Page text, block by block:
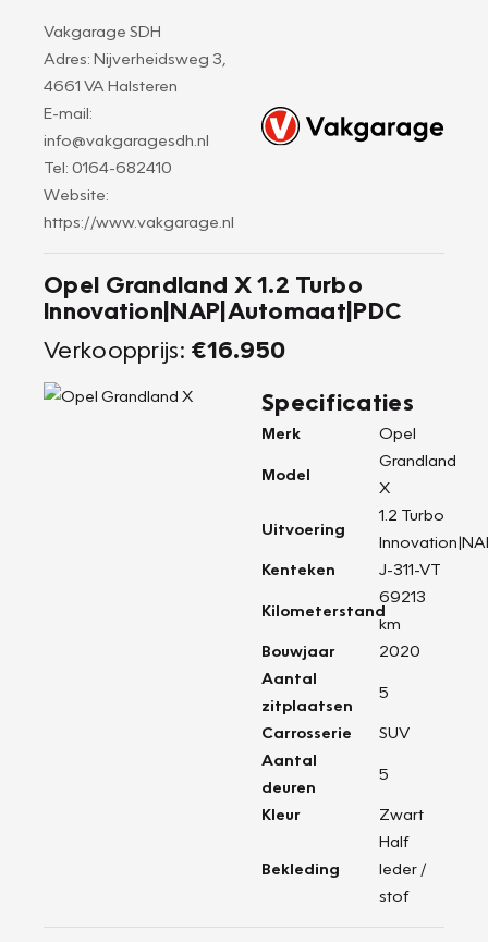
Vakgarage SDH
Adres: Nijverheidsweg 3,
4661 VA Halsteren
E-mail:
info@vakgaragesdh.nl
Tel: 0164-682410
Website:
https://www.vakgarage.nl
Opel Grandland X 1.2 Turbo
Innovation|NAP|Automaat|PDC
Verkoopprijs: €16.950
Specificaties
Merk Opel
Model
Grandland
X
Uitvoering
1.2 Turbo
Kenteken
J-311-VT
Kilometerstand
69213
km
Bouwjaar
2020
Aantal
zitplaatsen
5
Carrosserie
SUV
Aantal
deuren
5
Kleur Zwart
Bekleding
Half
leder /
stof